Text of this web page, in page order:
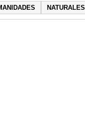
NATURALES